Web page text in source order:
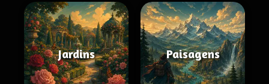
Jardins Paisagens